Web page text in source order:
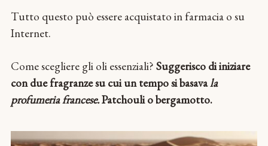
Tutto questo può essere acquistato in farmacia o su
Internet.
Come scegliere gli oli essenziali? Suggerisco di iniziare
con due fragranze su cui un tempo si basavala
profumeria francese.Patchouli o bergamotto.